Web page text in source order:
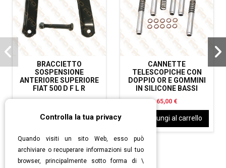
BRACCIETTO
SOSPENSIONE
ANTERIORE SUPERIORE
FIAT 500 D F L R
Aggiungi al carrello
CANNETTE
TELESCOPICHE CON
DOPPIO OR E GOMMINI
IN SILICONE BASSI
65,00 €
Aggiungi al carrello
Controlla la tua privacy
Quando visiti un sito Web, esso può
archiviare o recuperare informazioni sul tuo
browser, principalmente sotto forma di \